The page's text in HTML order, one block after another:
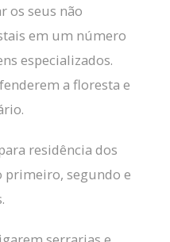
os seus não
em um número
especializados.
a floresta e
residência dos
primeiro, segundo e